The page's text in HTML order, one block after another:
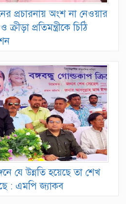
প্রচারনায় অংশ না নেওয়ার
প্রতিমন্ত্রীকে চিঠি
যে উন্নতি হয়েছে তা শেখ
: এমপি জ্যাকব